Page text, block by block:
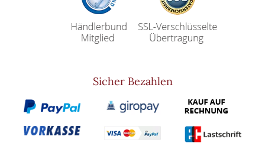
Sicher Bezahlen